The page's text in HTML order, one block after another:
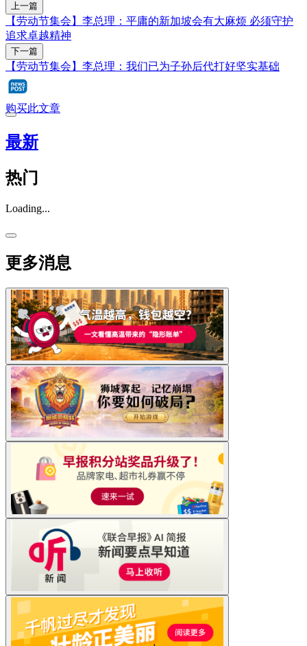
上一篇
【劳动节集会】李总理：平庸的新加坡会有大麻烦 必须守护
追求卓越精神
下一篇
【劳动节集会】李总理：我们已为子孙后代打好坚实基础
购买此文章
最新
热门
Loading...
更多消息